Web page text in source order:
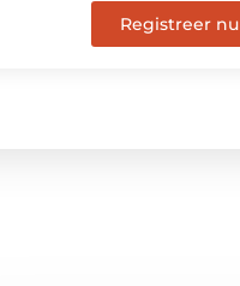
Registreer nu